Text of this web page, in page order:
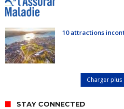
10 attractions
Charger plus
STAY CONNECTED